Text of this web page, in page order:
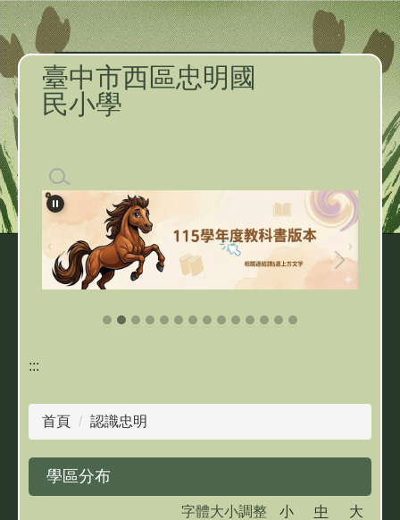
臺中市西區忠明國
民小學
:::
首頁 認識忠明
學區分布
字體大小調整 小 中 大